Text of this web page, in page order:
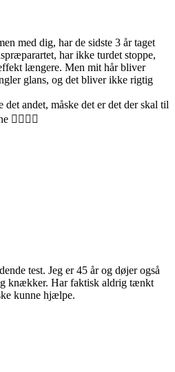
med dig, har de sidste 3 år taget
har ikke turdet stoppe,
længere. Men mit hår bliver
glans, og det bliver ikke rigtig
andet, måske det er det der skal til
test. Jeg er 45 år og døjer også
knækker. Har faktisk aldrig tænkt
kunne hjælpe.